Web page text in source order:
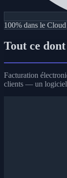
100% dans le Cloud
Tout ce
Facturation
clients — un logiciel